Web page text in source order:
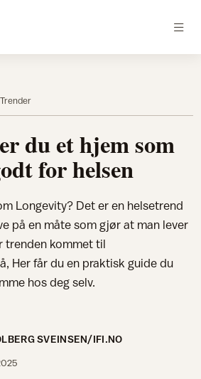
Trender
du et hjem som
for helsen
Longevity? Det er en helsetrend
på en måte som gjør at man lever
trenden kommet til
Her får du en praktisk guide du
hos deg selv.
SVEINSEN/IFI.NO